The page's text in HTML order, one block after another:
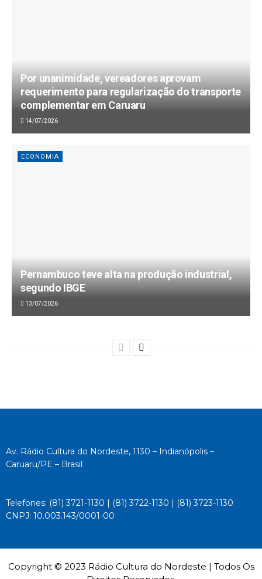
Por unanimidade, vereadores aprovam
requerimento para regularização do transporte
complementar em Caruaru
14/07/2026
ECONOMIA
Pernambuco teve alta na produção industrial,
segundo IBGE
13/07/2026
Av. Rádio Cultura do Nordeste, 1130 – Indianópolis –
Caruaru/PE – Brasil
Telefones: (81) 3721-1130 | (81) 3722-1130 | (81) 3723-1130
CNPJ: 10.003.143/0001-00
Copyright © 2023 Rádio Cultura do Nordeste | Todos Os